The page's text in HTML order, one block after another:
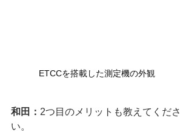
ETCCを搭載した測定機の外観
和田： 2つ目のメリットも教えてくださ
い。